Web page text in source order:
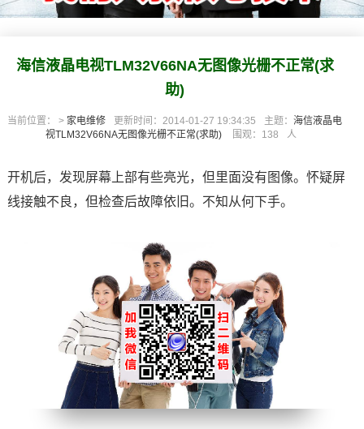
海信液晶电视TLM32V66NA无图像光栅不正常(求
助)
当前位置： > 家电维修 更新时间：2014-01-27 19:34:35 主题：海信液晶电
视TLM32V66NA无图像光栅不正常(求助)
围观： 138 人
开机后，发现屏幕上部有些亮光，但里面没有图像。怀疑屏
线接触不良，但检查后故障依旧。不知从何下手。